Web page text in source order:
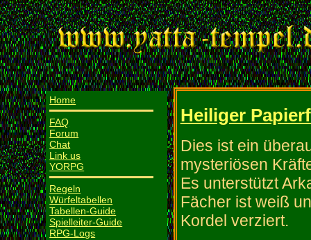
Home
FAQ
Forum
Chat
Link us
YORPG
Regeln
Würfeltabellen
Tabellen-Guide
Spielleiter-Guide
RPG-Logs
Heiliger
Dies ist ein
mysteriösen
Es unterstützt
Fächer ist weiß
Kordel verziert.